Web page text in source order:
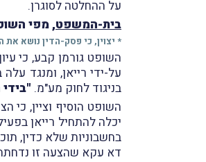
על ההחלטה לסוגרן.
בית-המשפט, מפי
* יצוין, כי פסק-הדין נושא
השופט גורמן קבע, כי
על-ידי רייאן, ומנגד
בניגוד לחוק מע"מ.
השופט הוסיף וציין, כי
יכלה להתחיל רייאן
בחשבוניות שלא כדין,
דא עקא שהצעה זו נדחתה